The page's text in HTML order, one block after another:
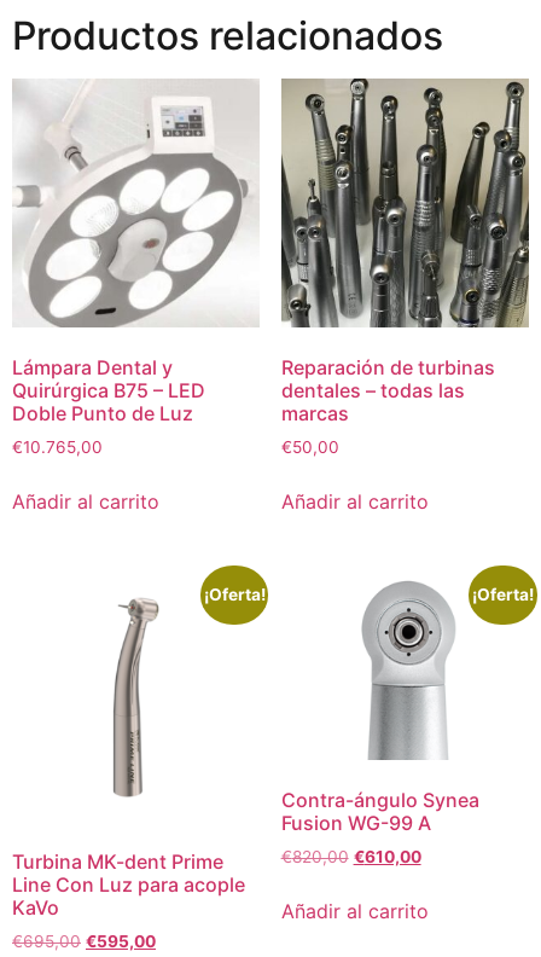
Productos relacionados
Lámpara Dental y
Quirúrgica B75 – LED
Doble Punto de Luz
€10.765,00
Añadir al carrito
Reparación de turbinas
dentales – todas las
marcas
€50,00
Añadir al carrito
¡Oferta!
Turbina MK-dent Prime
Line Con Luz para acople
KaVo
€695,00 €595,00
¡Oferta!
Contra-ángulo Synea
Fusion WG-99 A
€820,00 €610,00
Añadir al carrito